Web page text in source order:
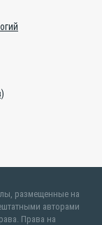
размещенные на
авторами
Права на